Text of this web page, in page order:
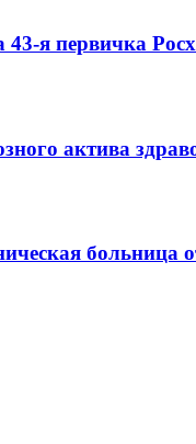
43-я первичка
актива
больница